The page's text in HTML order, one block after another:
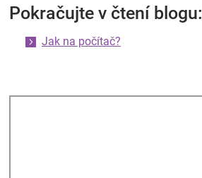
Pokračujte v čtení blogu:
Jak na počítač?